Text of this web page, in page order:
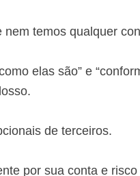
temos qualquer
elas são” e
de terceiros.
por sua conta e